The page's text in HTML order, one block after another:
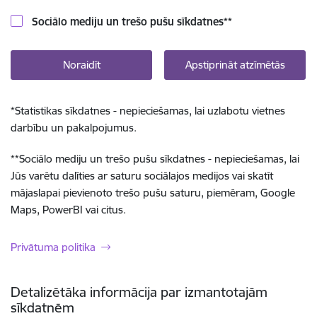
Sociālo mediju un trešo pušu sīkdatnes**
Noraidīt Apstiprināt atzīmētās
*Statistikas sīkdatnes - nepieciešamas, lai uzlabotu vietnes
darbību un pakalpojumus.
**Sociālo mediju un trešo pušu sīkdatnes - nepieciešamas, lai
Jūs varētu dalīties ar saturu sociālajos medijos vai skatīt
mājaslapai pievienoto trešo pušu saturu, piemēram, Google
Maps, PowerBI vai citus.
Privātuma politika
Detalizētāka informācija par izmantotajām
sīkdatnēm